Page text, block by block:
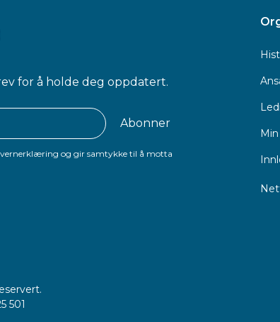
for å holde deg oppdatert.
og gir samtykke til å motta
501